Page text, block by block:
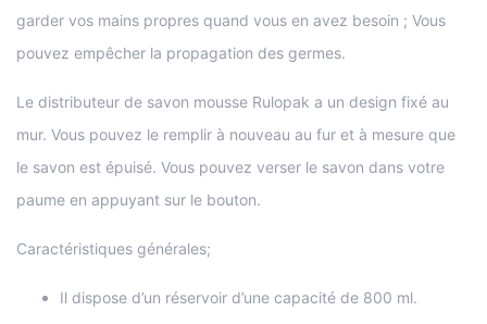
garder vos mains propres quand vous en avez besoin ; Vous
pouvez empêcher la propagation des germes.
Le distributeur de savon mousse Rulopak a un design fixé au
mur. Vous pouvez le remplir à nouveau au fur et à mesure que
le savon est épuisé. Vous pouvez verser le savon dans votre
paume en appuyant sur le bouton.
Caractéristiques générales;
Il dispose d’un réservoir d’une capacité de 800 ml.